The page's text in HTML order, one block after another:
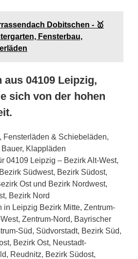
Dobitschen - 🥇
Fensterbau,
aus 04109 Leipzig,
sich von der hohen
Fensterläden & Schiebeläden,
Klappläden
04109 Leipzig – Bezirk Alt-West,
Südwest, Bezirk Südost,
Ost und Bezirk Nordwest,
Bezirk Nord
in Leipzig Bezirk Mitte, Zentrum-
Zentrum-Nord, Bayrischer
Süd, Südvorstadt, Bezirk Süd,
Bezirk Ost, Neustadt-
Reudnitz, Bezirk Südost,